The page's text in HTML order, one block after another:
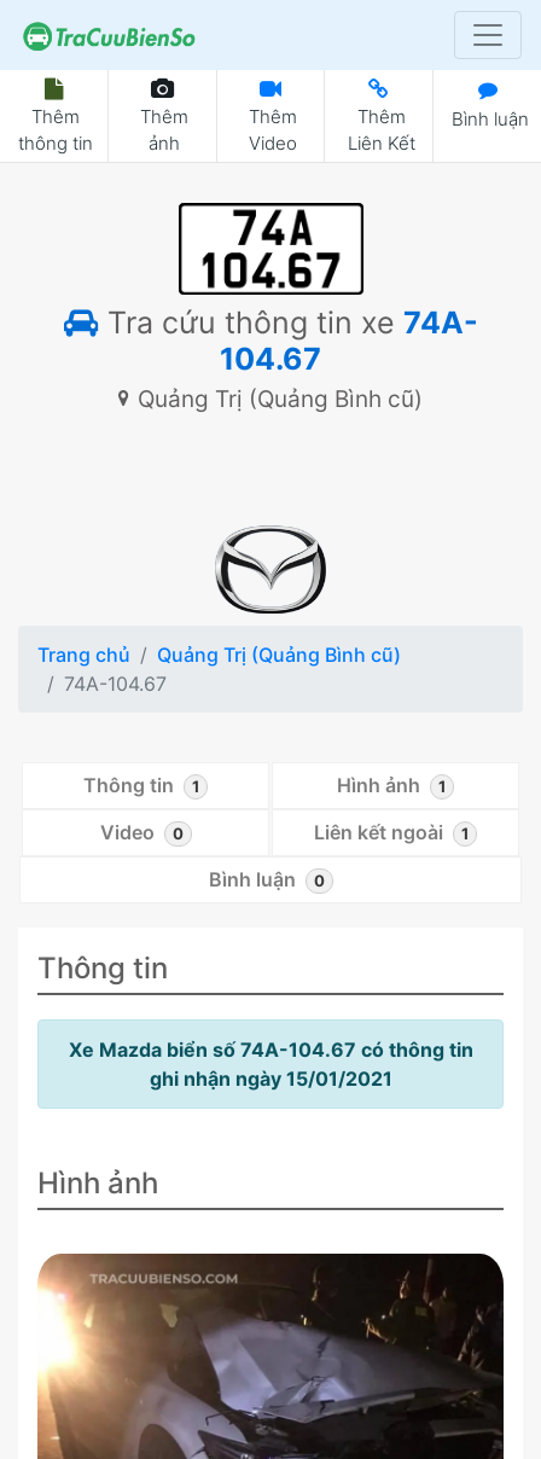
Thêm
thông tin
Thêm
ảnh
Thêm
Video
Thêm
Liên Kết
Bình luận
Tra cứu thông tin xe 74A-
104.67
Quảng Trị (Quảng Bình cũ)
Trang chủ
Quảng Trị (Quảng Bình cũ)
74A-104.67
Thông tin 1 Hình ảnh 1
Video 0 Liên kết ngoài 1
Bình luận 0
Thông tin
Xe Mazda biển số 74A-104.67 có thông tin
ghi nhận ngày 15/01/2021
Hình ảnh